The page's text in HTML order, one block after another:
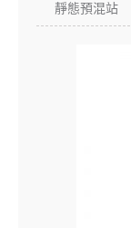
靜態預混站